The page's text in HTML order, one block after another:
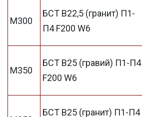
М300
БСТ В22,5 (гранит) П1-
П4 F200 W6
М350
БСТ В25 (гравий) П1-П4
F200 W6
БСТ В25 (гранит) П1-П4